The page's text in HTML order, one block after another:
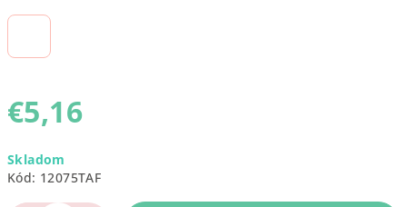
€5,16
cena:
Skladom
Kód: 12075TAF